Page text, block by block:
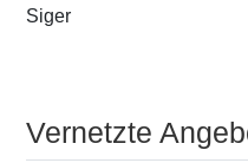
Siger
Vernetzte